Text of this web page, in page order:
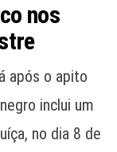
nos
após o apito
inclui um
no dia 8 de